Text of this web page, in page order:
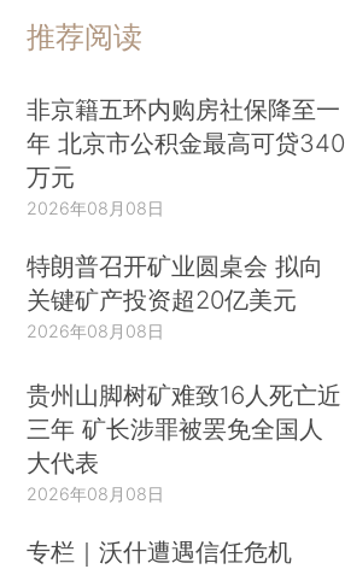
推荐阅读
非京籍五环内购房社保降至一
年 北京市公积金最高可贷340
万元
2026年08月08日
特朗普召开矿业圆桌会 拟向
关键矿产投资超20亿美元
2026年08月08日
贵州山脚树矿难致16人死亡近
三年 矿长涉罪被罢免全国人
大代表
2026年08月08日
专栏｜沃什遭遇信任危机